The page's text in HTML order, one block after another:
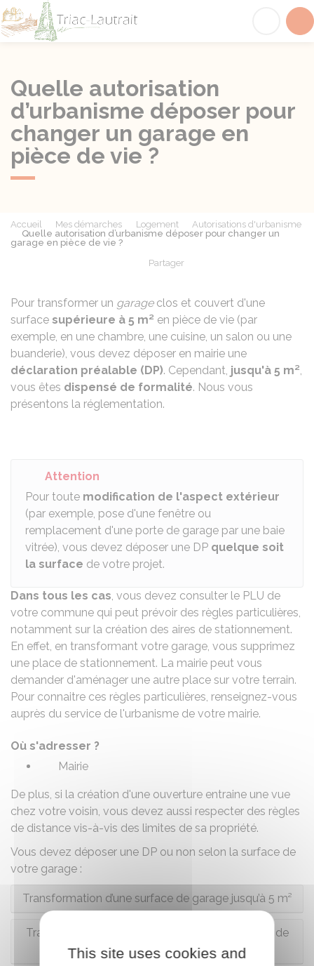
Quelle autorisation
d’urbanisme déposer pour
changer un garage en
pièce de vie ?
Accueil Mes démarches Logement
Autorisations d'urbanisme
Quelle autorisation d’urbanisme déposer pour changer un
garage en pièce de vie ?
Partager
Pour transformer un garageclos et couvert d'une
surface supérieure à 5 m² en pièce de vie (par
exemple, en une chambre, une cuisine, un salon ou une
buanderie), vous devez déposer en mairie une
déclaration préalable (DP). Cependant, jusqu'à 5 m²,
vous êtes dispensé de formalité. Nous vous
présentons la réglementation.
Attention
Pour toute modification de l'aspect extérieur
(par exemple, pose d'une fenêtre ou
remplacement d'une porte de garage par une baie
vitrée), vous devez déposer une DP quelque soit
la surface de votre projet.
Dans tous les cas, vous devez consulter le PLU de
votre commune qui peut prévoir des règles particulières,
notamment sur la création des aires de stationnement.
En effet, en transformant votre garage, vous supprimez
une place de stationnement. La mairie peut vous
demander d'aménager une autre place sur votre terrain.
Pour connaitre ces règles particulières, renseignez-vous
auprès du service de l'urbanisme de votre mairie.
Où s'adresser ?
Mairie
De plus, si la création d'une ouverture entraine une vue
chez votre voisin, vous devez aussi respecter des règles
de distance vis-à-vis des limites de sa propriété.
Vous devez déposer une DP ou non selon la surface de
votre garage :
Transformation d’une surface de garage jusqu’à 5 m²
Transformation d’une surface de garage de plus de
5 m²
This site uses cookies and